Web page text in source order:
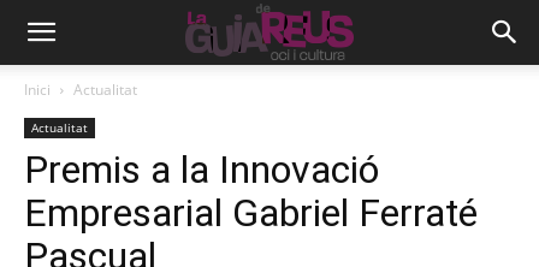
Inici Actualitat
Actualitat
Premis a la Innovació
Empresarial Gabriel Ferraté
Pascual